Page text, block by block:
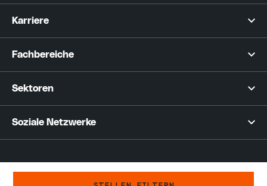
Karriere
Fachbereiche
Sektoren
Soziale Netzwerke